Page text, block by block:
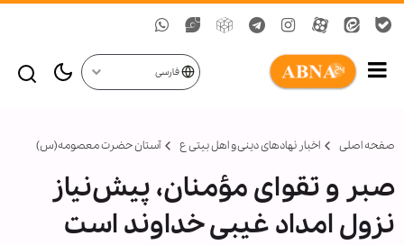
فارسی
صفحه اصلی اخبار نهادهای دینی و اهل بیتی ع آستان حضرت معصومه(س)
صبر و تقوای مؤمنان، پیش‌نیاز
نزول امداد غیبی خداوند است